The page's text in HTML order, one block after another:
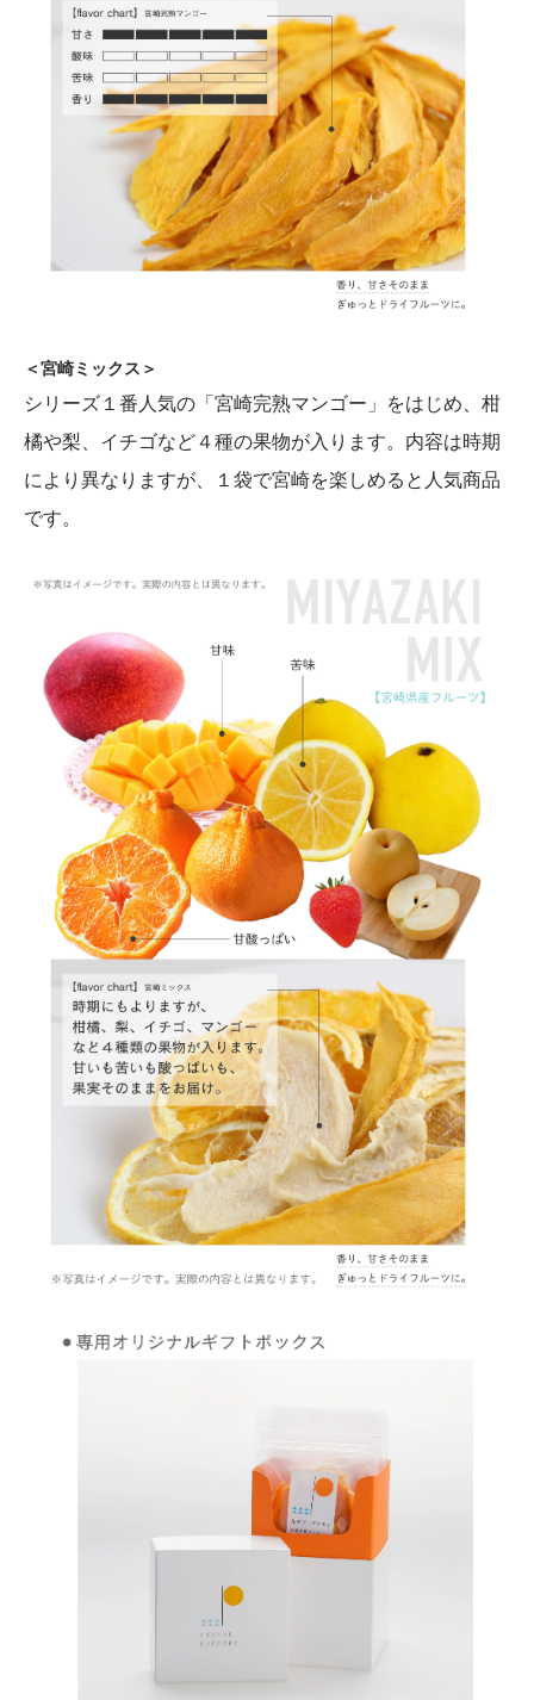
＜宮崎ミックス＞
シリーズ１番人気の「宮崎完熟マンゴー」をはじめ、柑
橘や梨、イチゴなど４種の果物が入ります。内容は時期
により異なりますが、１袋で宮崎を楽しめると人気商品
です。